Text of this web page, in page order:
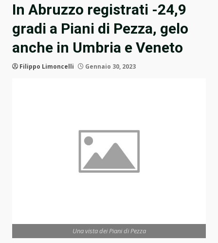
In Abruzzo registrati -24,9
gradi a Piani di Pezza, gelo
anche in Umbria e Veneto
Filippo Limoncelli Gennaio 30, 2023
Una vista dei Piani di Pezza